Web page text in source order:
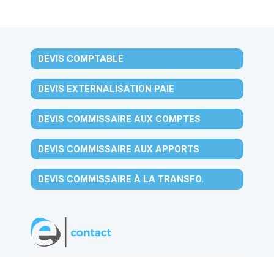
DEVIS COMPTABLE
DEVIS EXTERNALISATION PAIE
DEVIS COMMISSAIRE AUX COMPTES
DEVIS COMMISSAIRE AUX APPORTS
DEVIS COMMISSAIRE À LA TRANSFO.